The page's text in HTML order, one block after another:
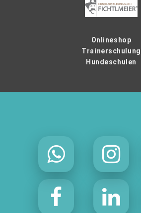
Onlineshop
Trainerschulung
Hundeschulen